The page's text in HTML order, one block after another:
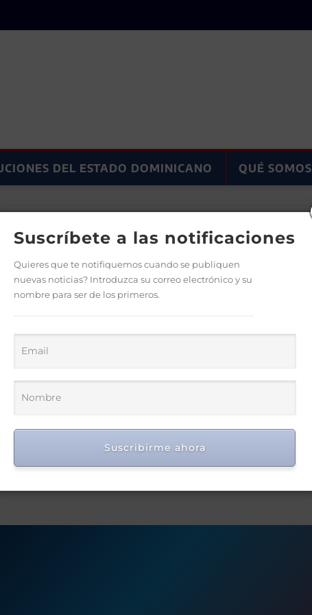
DEL ESTADO DOMINICANO QUÉ SOMOS
político
Suscríbete a las notificaciones
Quieres que te notifiquemos cuando se publiquen
nuevas noticias? Introduzca su correo electrónico y su
nombre para ser de los primeros.
Suscribirme ahora